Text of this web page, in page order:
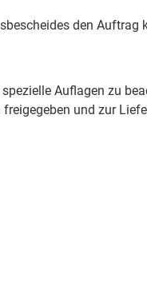
den
Auflagen zu
und zur